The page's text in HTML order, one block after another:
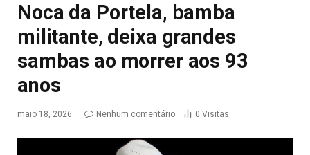
Noca da Portela, bamba
militante, deixa grandes
sambas ao morrer aos 93
anos
maio 18, 2026 Nenhum comentário 0 Visitas